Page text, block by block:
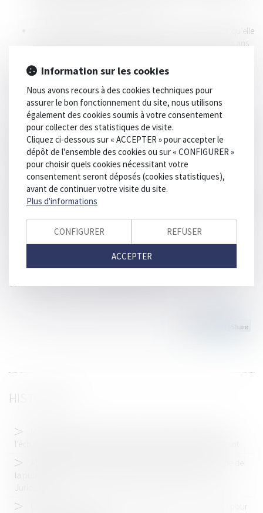
et de garantir que les prix des services de train massif qu’elle
offre aux chargeurs couvrent les coûts à horizon de trois ans.
prononçait donc pour la seconde fois dans cette affaire, approuve
la Cour d'appel d'avoir jugé que la pratique était établie en
considération d'une stratégie d'éviction.
Celle-ci n'est pas établie au regard d'une analyse des prix des
concurrents, soumis à des conditions légales et matérielles moins
contraignantes que l'opérateur historique pour fournir leurs services
de télécommunications aux abonnés.
Elle résulte du choix de la SNCF de remporter certains contrats
stratégiques sans considération de la rentabilité de l'opération et
sans se préoccuper des pertes qu'ils entraînaient lui permettant de
remporter plusieurs contrats en proposant des prix de 15 à 30 %
inférieurs à ses coûts.
La preuve d'une stratégie d'éviction de la SNCF est ainsi fondée "sur
une comparaison des prix proposés par celle-ci pour certains
HISTORIQUE
l’échange d’informations entre soumissionnaire et sous traitant
la publicité en ligne : 2,95 milliards d'euros d'amende - Actu-
Juridique
Compétence des juridictions spécialisées : un revirement pour
Information sur les cookies
Nous avons recours à des cookies techniques pour
assurer le bon fonctionnement du site, nous utilisons
également des cookies soumis à votre consentement
pour collecter des statistiques de visite.
Cliquez ci-dessous sur « ACCEPTER » pour accepter le
dépôt de l'ensemble des cookies ou sur « CONFIGURER »
pour choisir quels cookies nécessitant votre
consentement seront déposés (cookies statistiques),
avant de continuer votre visite du site.
Plus d'informations
CONFIGURER REFUSER
ACCEPTER